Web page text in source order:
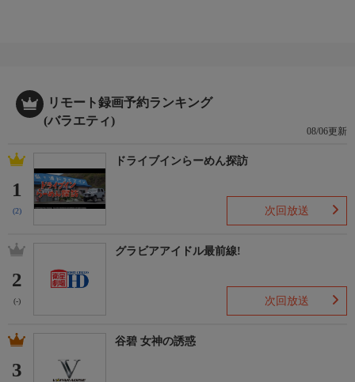
リモート録画予約ランキング
(バラエティ)
08/06更新
1
(2)
ドライブインらーめん探訪
次回放送
2
(-)
グラビアアイドル最前線!
次回放送
3
谷碧 女神の誘惑